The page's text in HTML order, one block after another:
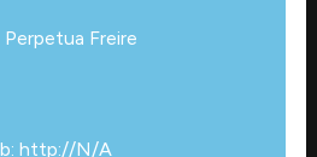
Perpetua Freire
http://N/A